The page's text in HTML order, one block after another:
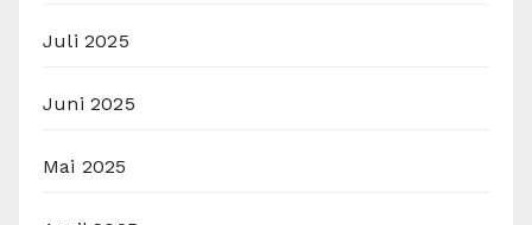
Juli 2025
Juni 2025
Mai 2025